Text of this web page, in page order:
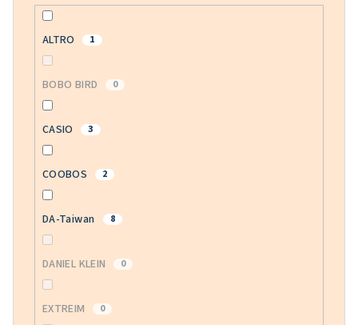
ALTRO 1
BOBO BIRD 0
CASIO 3
COOBOS 2
DA-Taiwan 8
DANIEL KLEIN 0
EXTREIM 0